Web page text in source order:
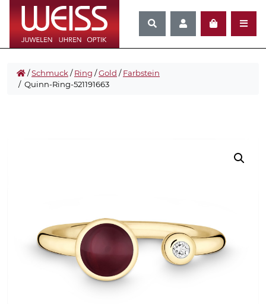
/Schmuck/Ring /Gold /Farbstein
/ Quinn-Ring-521191663